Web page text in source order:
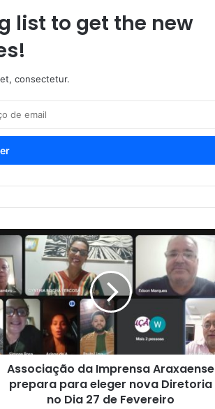
list to get the new
consectetur.
Associação da Imprensa Araxaense
prepara para eleger nova Diretoria
no Dia 27 de Fevereiro